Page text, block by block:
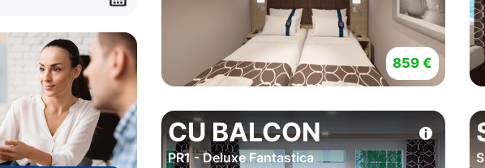
859 €
CU BALCON
PR1 - Deluxe Fantastica